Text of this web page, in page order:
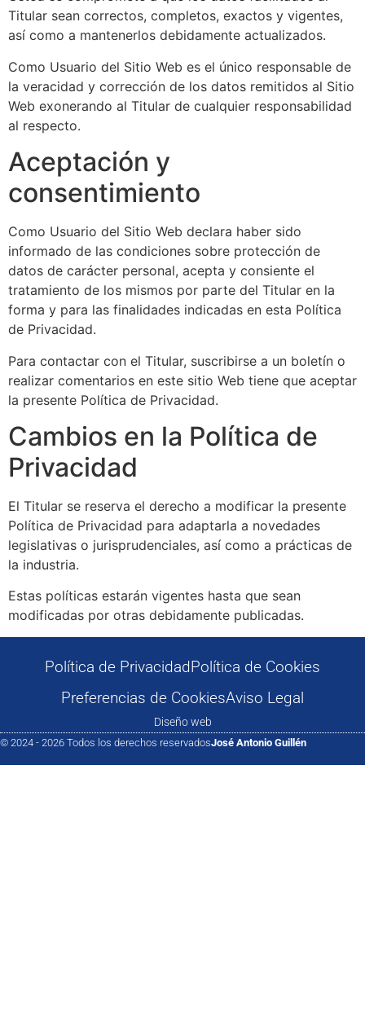
Titular sean correctos, completos, exactos y vigentes,
así como a mantenerlos debidamente actualizados.
Como Usuario del Sitio Web es el único responsable de
la veracidad y corrección de los datos remitidos al Sitio
Web exonerando al Titular de cualquier responsabilidad
al respecto.
Aceptación y
consentimiento
Como Usuario del Sitio Web declara haber sido
informado de las condiciones sobre protección de
datos de carácter personal, acepta y consiente el
tratamiento de los mismos por parte del Titular en la
forma y para las finalidades indicadas en esta Política
de Privacidad.
Para contactar con el Titular, suscribirse a un boletín o
realizar comentarios en este sitio Web tiene que aceptar
la presente Política de Privacidad.
Cambios en la Política de
Privacidad
El Titular se reserva el derecho a modificar la presente
Política de Privacidad para adaptarla a novedades
legislativas o jurisprudenciales, así como a prácticas de
la industria.
Estas políticas estarán vigentes hasta que sean
modificadas por otras debidamente publicadas.
Política de PrivacidadPolítica de Cookies
Preferencias de CookiesAviso Legal
Diseño web
© 2024 - 2026 Todos los derechos reservadosJosé Antonio Guillén